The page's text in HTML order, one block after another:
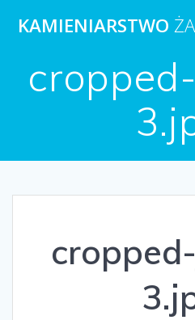
do
KAMIENIARSTWO